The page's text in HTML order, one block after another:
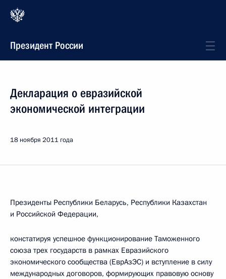
Президент России
Декларация о евразийской
экономической интеграции
18 ноября 2011 года
Президенты Республики Беларусь, Республики Казахстан
и Российской Федерации,
констатируя успешное функционирование Таможенного
союза трех государств в рамках Евразийского
экономического сообщества (ЕврАзЭС) и вступление в силу
международных договоров, формирующих правовую основу